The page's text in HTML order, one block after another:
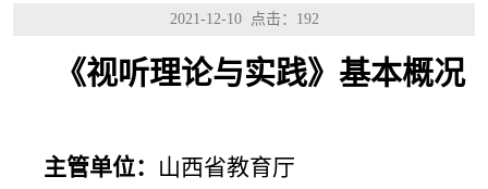
2021-12-10 点击： 192
《视听理论与实践》基本概况
主管单位： 山西省教育厅